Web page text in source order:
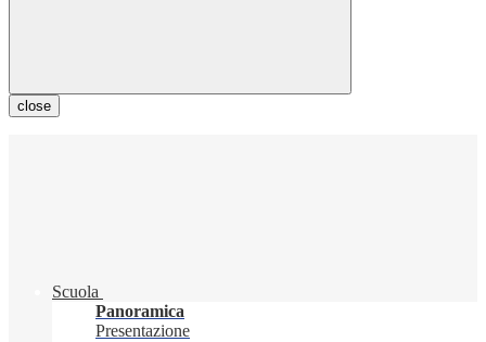
close
Scuola
Panoramica
Presentazione